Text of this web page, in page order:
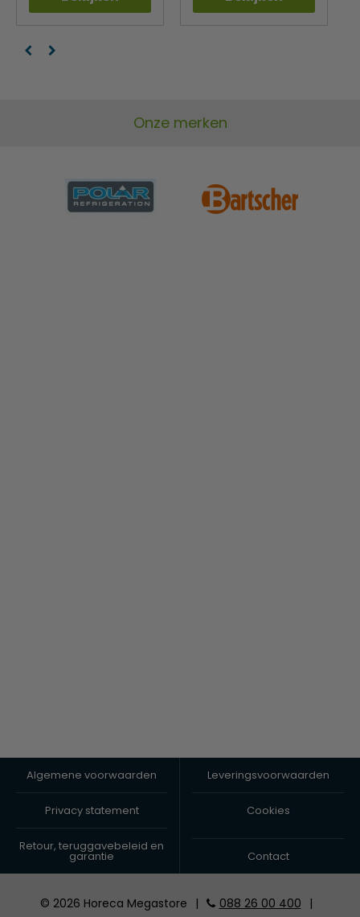
Onze merken
Algemene voorwaarden Leveringsvoorwaarden
Privacy statement Cookies
Retour, teruggavebeleid en
garantie Contact
© 2026 Horeca Megastore | 088 26 00 400 |